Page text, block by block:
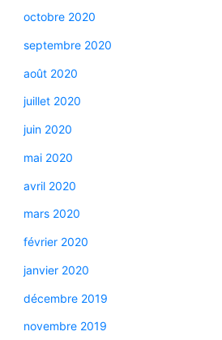
octobre 2020
septembre 2020
août 2020
juillet 2020
juin 2020
mai 2020
avril 2020
mars 2020
février 2020
janvier 2020
décembre 2019
novembre 2019